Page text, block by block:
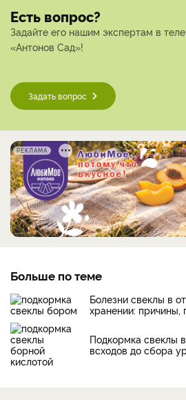
Есть вопрос?
Задайте его нашим экспертам в
«Антонов Сад»!
Задать вопрос
РЕКЛАМА
Больше по теме
Болезни свеклы в
хранении: причины,
Подкормка свеклы
всходов до сбора